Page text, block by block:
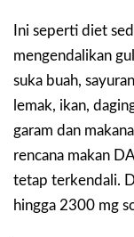
Ini seperti diet
mengendalikan
suka buah,
lemak, ikan,
garam dan
rencana makan
tetap terkendali.
hingga 2300 mg